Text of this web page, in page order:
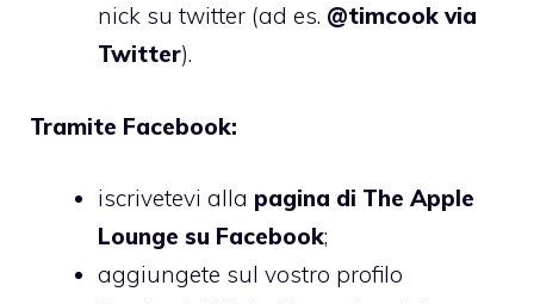
nick su twitter (ad es. @timcook via
Twitter).
Tramite Facebook:
iscrivetevi alla pagina di The Apple
Lounge su Facebook;
aggiungete sul vostro profilo